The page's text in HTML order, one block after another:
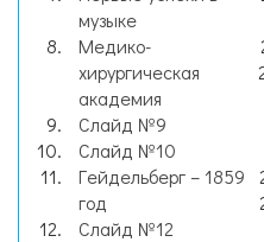
музыке
Медико-
хирургическая
академия
Слайд №9
Слайд №10
Гейдельберг – 1859
год
Слайд №12